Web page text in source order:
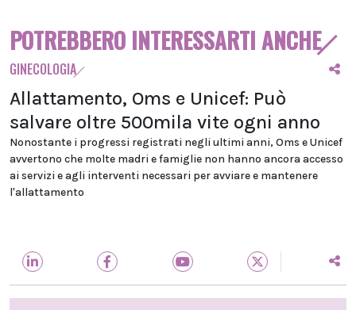
POTREBBERO INTERESSARTI ANCHE
GINECOLOGIA
Allattamento, Oms e Unicef: Può
salvare oltre 500mila vite ogni anno
Nonostante i progressi registrati negli ultimi anni, Oms e Unicef
avvertono che molte madri e famiglie non hanno ancora accesso
ai servizi e agli interventi necessari per avviare e mantenere
l'allattamento